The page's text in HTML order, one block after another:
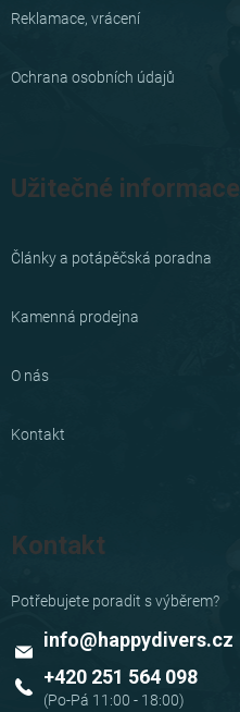
Reklamace, vrácení
Ochrana osobních údajů
Užitečné informace
Články a potápěčská poradna
Kamenná prodejna
O nás
Kontakt
Kontakt
info@happydivers.cz
+420 251 564 098